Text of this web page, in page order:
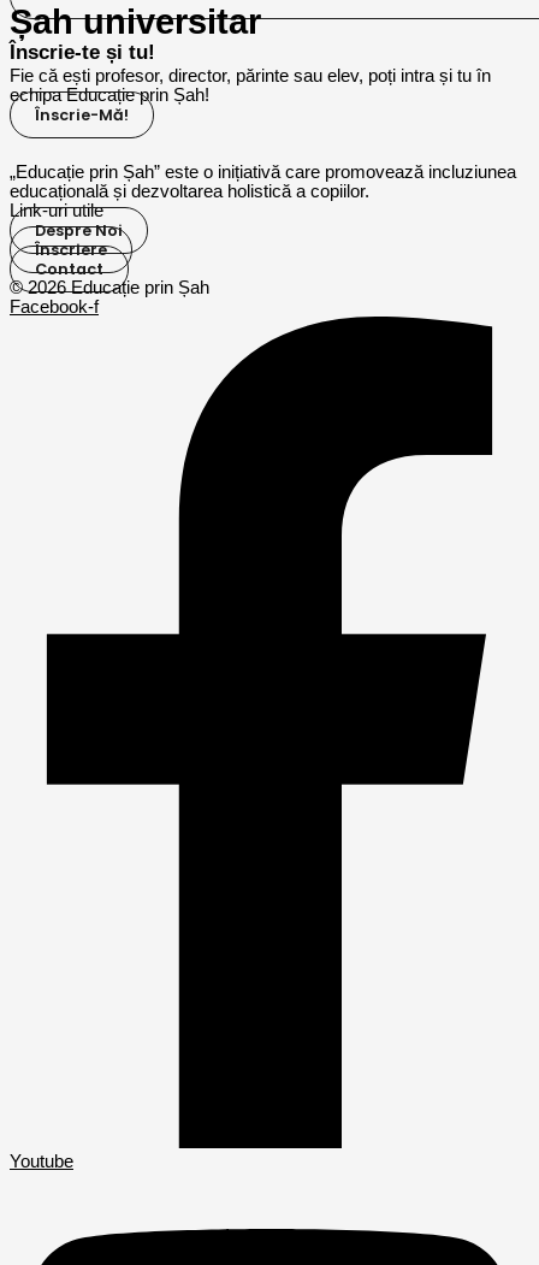
Șah universitar
Înscrie-te și tu!
Fie că ești profesor, director, părinte sau elev, poți intra și tu în
echipa Educație prin Șah!
Înscrie-Mă!
„Educație prin Șah” este o inițiativă care promovează incluziunea
educațională și dezvoltarea holistică a copiilor.
Link-uri utile
Despre Noi
Înscriere
Contact
© 2026 Educație prin Șah
Facebook-f
Youtube